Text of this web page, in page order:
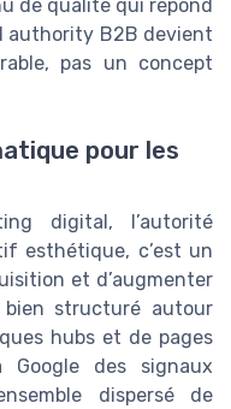
de qualité qui répond
authority B2B devient
pas un concept
pour les
digital, l’autorité
esthétique, c’est un
et d’augmenter
structuré autour
hubs et de pages
Google des signaux
dispersé de